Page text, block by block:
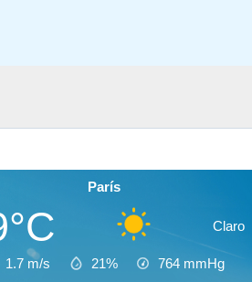
París
Claro
1.7 m/s 21% 764 mmHg